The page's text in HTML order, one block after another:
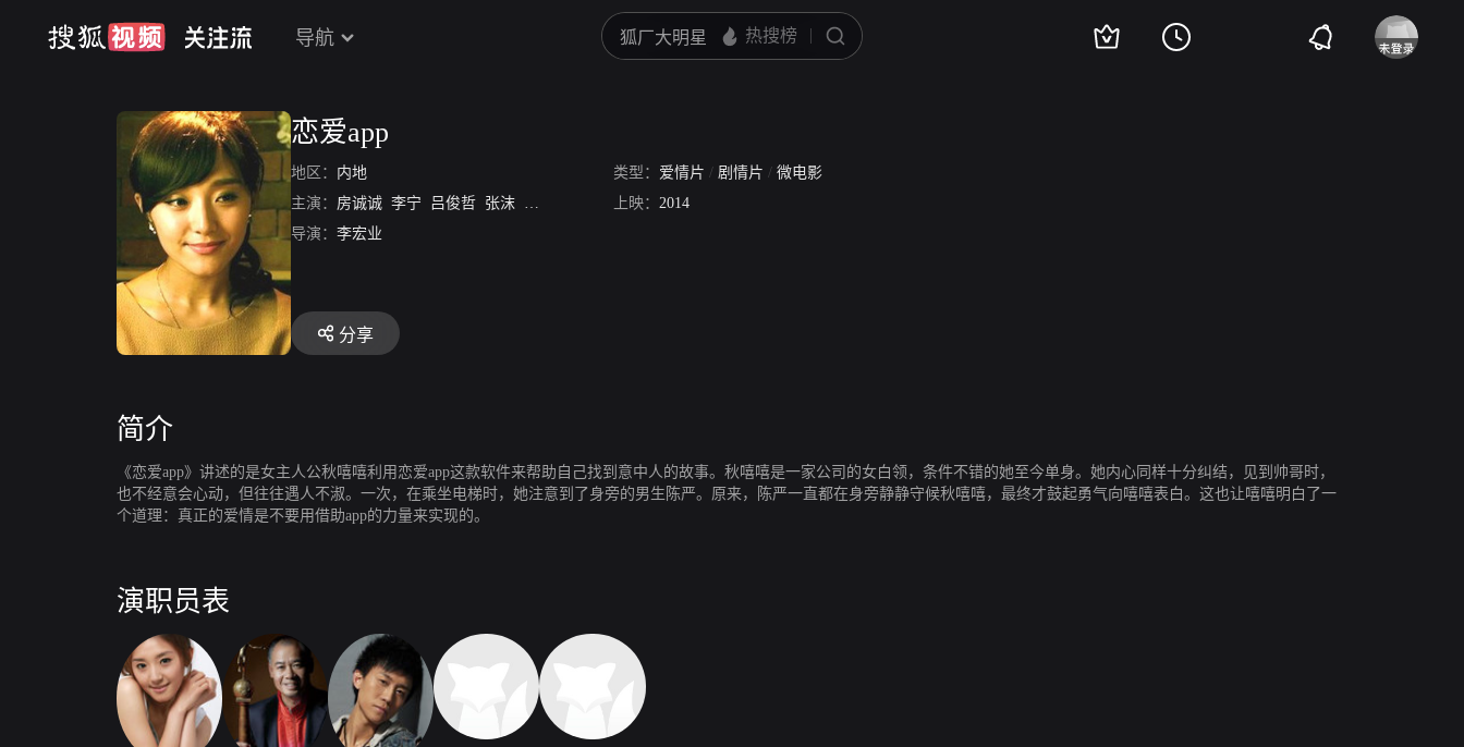
导航
恋爱app
地区： 内地 类型： 爱情片 / 剧情片 / 微电影
主演： 房诚诚 李宁 吕俊哲 张沫 穆怀磊 上映： 2014
导演： 李宏业
分享
简介
《恋爱app》讲述的是女主人公秋嘻嘻利用恋爱app这款软件来帮助自己找到意中人的故事。秋嘻嘻是一家公司的女白领，条件不错的她至今单身。她内心同样十分纠结，见到帅哥时，
也不经意会心动，但往往遇人不淑。一次，在乘坐电梯时，她注意到了身旁的男生陈严。原来，陈严一直都在身旁静静守候秋嘻嘻，最终才鼓起勇气向嘻嘻表白。这也让嘻嘻明白了一
个道理：真正的爱情是不要用借助app的力量来实现的。
演职员表